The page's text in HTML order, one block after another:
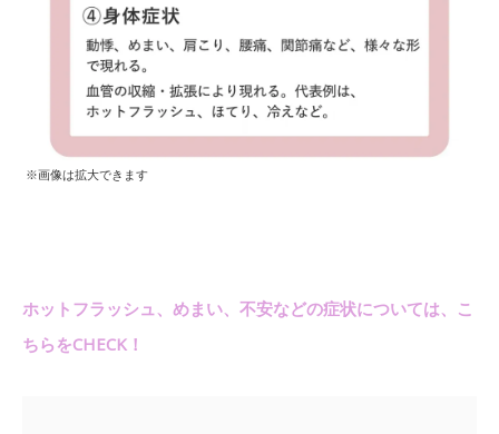
※画像は拡大できます
ホットフラッシュ、めまい、不安などの症状については、こ
ちらをCHECK！